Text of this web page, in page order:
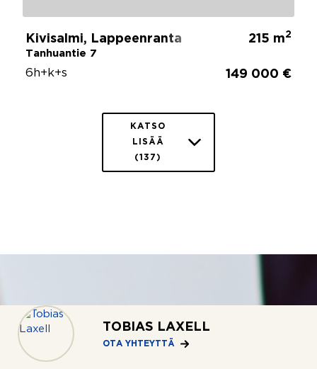
TOBIAS LAXELL
OTA YHTEYTTÄ
Kivisalmi, Lappeenranta
Tanhuantie 7
215 m2
6h+k+s 149 000 €
KATSO
LISÄÄ
(137)